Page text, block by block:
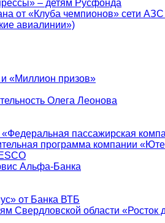
– детям Русфонда
от «Клуба чемпионов» сети
авиалинии»)
«Миллион призов»
Олега Леонова
пассажирская
программа компании
Альфа-Банка
от Банка ВТБ
Свердловской области «Росток